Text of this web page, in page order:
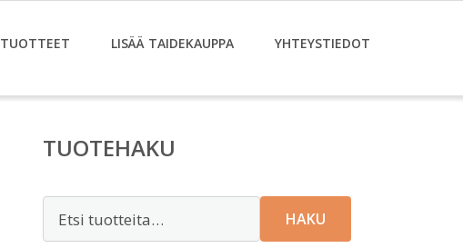
TUOTTEET LISÄÄ TAIDEKAUPPA YHTEYSTIEDOT
TUOTEHAKU
HAKU